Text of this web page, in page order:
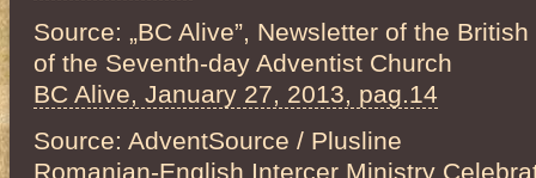
Source: „BC Alive”, Newsletter of the
of the Seventh-day Adventist Church
BC Alive, January 27, 2013, pag.14
Source: AdventSource / Plusline
Romanian-English Intercer Ministry